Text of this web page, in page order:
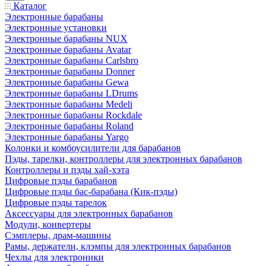
Каталог
Электронные барабаны
Электронные установки
Электронные барабаны NUX
Электронные барабаны Avatar
Электронные барабаны Carlsbro
Электронные барабаны Donner
Электронные барабаны Gewa
Электронные барабаны LDrums
Электронные барабаны Medeli
Электронные барабаны Rockdale
Электронные барабаны Roland
Электронные барабаны Yargo
Колонки и комбоусилители для барабанов
Пэды, тарелки, контроллеры для электронных барабанов
Контроллеры и пэды хай-хэта
Цифровые пэды барабанов
Цифровые пэды бас-барабана (Кик-пэды)
Цифровые пэды тарелок
Аксессуары для электронных барабанов
Модули, конвертеры
Сэмплеры, драм-машины
Рамы, держатели, клэмпы для электронных барабанов
Чехлы для электроники